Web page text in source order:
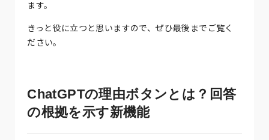
ます。
きっと役に立つと思いますので、ぜひ最後までご覧く
ださい。
ChatGPTの理由ボタンとは？回答
の根拠を示す新機能